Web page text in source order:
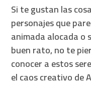
Si te gustan las
personajes que
animada alocada o
buen rato, no te
conocer a estos
el caos creativo de